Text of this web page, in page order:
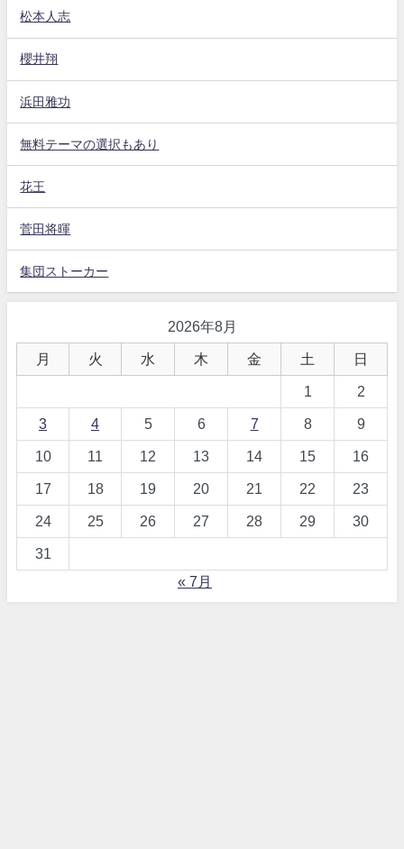
松本人志
櫻井翔
浜田雅功
無料テーマの選択もあり
花王
菅田将暉
集団ストーカー
2026年8月
月 火 水 木 金 土 日
1 2
3 4 5 6 7 8 9
10 11 12 13 14 15 16
17 18 19 20 21 22 23
24 25 26 27 28 29 30
31
« 7月